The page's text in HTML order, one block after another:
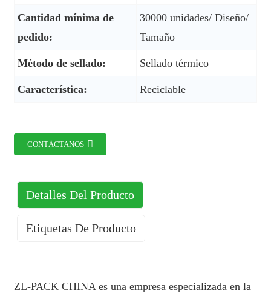
Cantidad mínima de
pedido:
30000 unidades/ Diseño/
Tamaño
Método de sellado: Sellado térmico
Característica: Reciclable
CONTÁCTANOS
Detalles Del Producto
Etiquetas De Producto
ZL-PACK CHINA es una empresa especializada en la